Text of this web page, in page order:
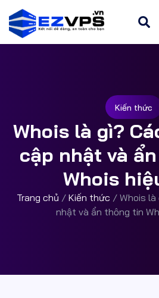
Kiến thức
Whois là gì?
cập nhật và
Whois
Trang chủ / Kiến thức / Whois
nhật và ẩn thông tin